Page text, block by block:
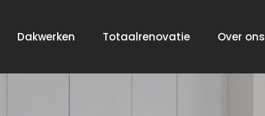
Dakwerken Totaalrenovatie Over ons